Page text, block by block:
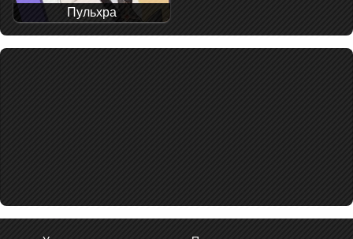
Пульхра